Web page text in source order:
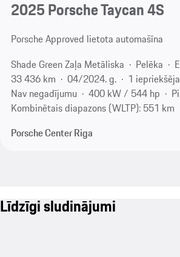
2025 Porsche Taycan 4S
Porsche Approved lietota automašīna
Shade Green Zaļa Metāliska
Pelēka
33 436 km
04/2024. g.
1
Nav negadījumu
400 kW / 544 hp
Kombinētais diapazons (WLTP): 551 km
Porsche Center Riga
Līdzīgi sludinājumi